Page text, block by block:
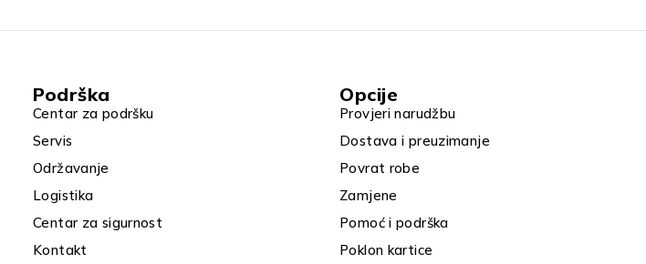
Podrška
Centar za podršku
Servis
Održavanje
Logistika
Centar za sigurnost
Kontakt
Opcije
Provjeri narudžbu
Dostava i preuzimanje
Povrat robe
Zamjene
Pomoć i podrška
Poklon kartice